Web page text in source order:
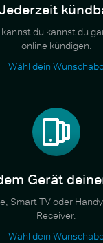
du kannst du
online kündigen.
Wähl dein
Gerät
Smart TV oder
Receiver.
Wähl dein